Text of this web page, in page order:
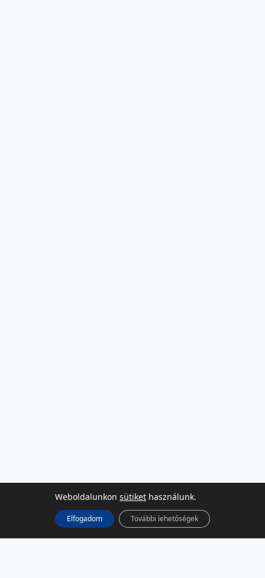
Weboldalunkon sütiket használunk.
Elfogadom További lehetőségek